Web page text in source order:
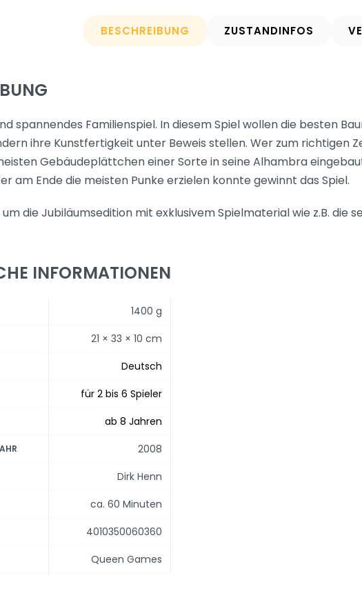
BESCHREIBUNG ZUSTANDINFOS
spannendes Familienspiel. In diesem Spiel wollen die besten
ihre Kunstfertigkeit unter Beweis stellen. Wer zum richtigen
Gebäudeplättchen einer Sorte in seine Alhambra
am Ende die meisten Punke erzielen konnte gewinnt das Spiel.
die Jubiläumsedition mit exklusivem Spielmaterial wie z.B. die
INFORMATIONEN
1400 g
21 × 33 × 10 cm
Deutsch
für 2 bis 6 Spieler
ab 8 Jahren
2008
Dirk Henn
ca. 60 Minuten
4010350060360
Queen Games